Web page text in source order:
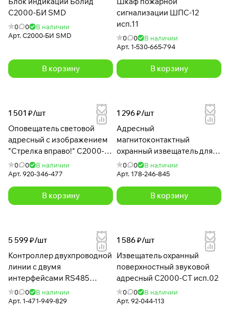
С2000-БИ SMD
0 0
В наличии
Арт.С2000-БИ SMD
В корзину
сигнализации ШПС-12
исп.11
0 0
В наличии
Арт. 1-530-665-794
В корзину
1 501 ₽/шт
Оповещатель световой
адресный с изображением
"Стрелка вправо!" С2000-
ОСТ исп.08
0 0
В наличии
Арт.920-346-477
В корзину
1 296 ₽/шт
Адресный
магнитоконтактный
охранный извещатель для
защиты металлических
дверей С2000-СМК Эстет
0 0
В наличии
Арт. 178-246-845
В корзину
5 599 ₽/шт
Контроллер двухпроводной
линии с двумя
интерфейсами RS485
С2000-КДЛ-2И исп.01
0 0
В наличии
Арт. 1-471-949-829
1 586 ₽/шт
Извещатель охранный
поверхностный звуковой
адресный С2000-СТ исп.02
0 0
В наличии
Арт.92-044-113